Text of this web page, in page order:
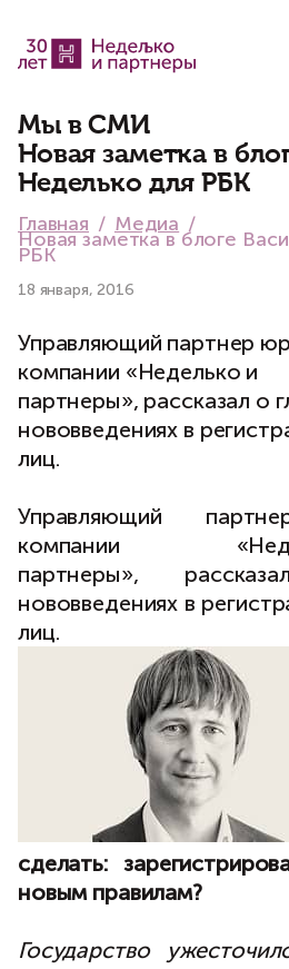
Мы в СМИ
Новая заметка в
Неделько для РБК
Главная Медиа
Новая заметка в блоге
РБК
18 января, 2016
Управляющий партнер
компании «Неделько и
партнеры», рассказал о
нововведениях в
лиц.
Управляющий
компании
партнеры»,
нововведениях в
лиц.
сделать:
новым правилам?
Государство